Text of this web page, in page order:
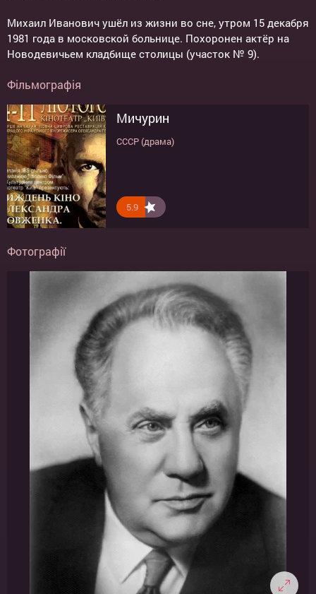
Михаил Иванович ушёл из жизни во сне, утром 15 декабря
1981 года в московской больнице. Похоронен актёр на
Новодевичьем кладбище столицы (участок № 9).
Фільмографія
Мичурин
СССР (драма)
5.9
Фотографії